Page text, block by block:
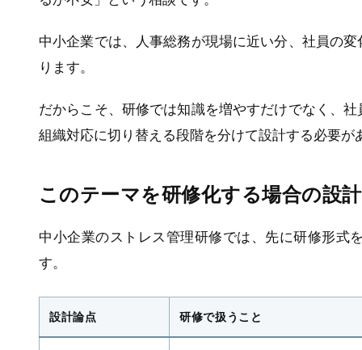
中小企業では、人事総務が現場に近い分、社員の
ります。
だからこそ、研修では知識を増やすだけでなく、
組織対応に切り替える段階を分けて設計する必要が
このテーマを研修化する場合の設
中小企業のストレス管理研修では、先に研修形式
す。
設計論点 研修で扱うこと